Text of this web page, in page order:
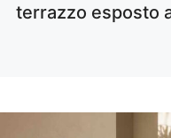
terrazzo esposto